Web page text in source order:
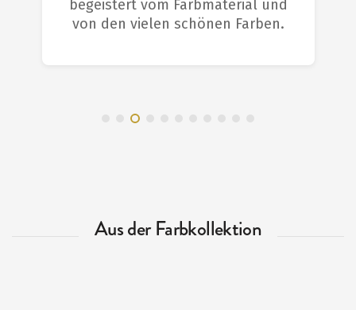
begeistert vom Farbmaterial und
von den vielen schönen Farben.
Aus der Farbkollektion